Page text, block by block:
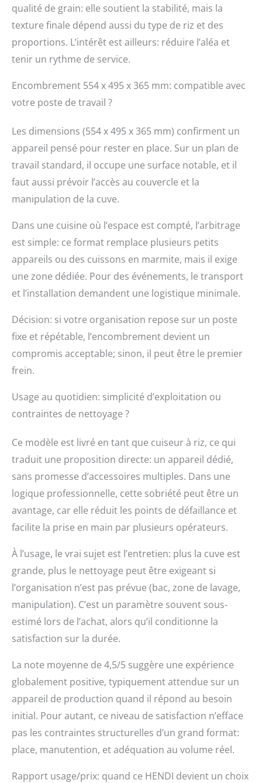
qualité de grain: elle soutient la stabilité, mais la
texture finale dépend aussi du type de riz et des
proportions. L’intérêt est ailleurs: réduire l’aléa et
tenir un rythme de service.
Encombrement 554 x 495 x 365 mm: compatible avec
votre poste de travail ?
Les dimensions (554 x 495 x 365 mm) confirment un
appareil pensé pour rester en place. Sur un plan de
travail standard, il occupe une surface notable, et il
faut aussi prévoir l’accès au couvercle et la
manipulation de la cuve.
Dans une cuisine où l’espace est compté, l’arbitrage
est simple: ce format remplace plusieurs petits
appareils ou des cuissons en marmite, mais il exige
une zone dédiée. Pour des événements, le transport
et l’installation demandent une logistique minimale.
Décision: si votre organisation repose sur un poste
fixe et répétable, l’encombrement devient un
compromis acceptable; sinon, il peut être le premier
frein.
Usage au quotidien: simplicité d’exploitation ou
contraintes de nettoyage ?
Ce modèle est livré en tant que cuiseur à riz, ce qui
traduit une proposition directe: un appareil dédié,
sans promesse d’accessoires multiples. Dans une
logique professionnelle, cette sobriété peut être un
avantage, car elle réduit les points de défaillance et
facilite la prise en main par plusieurs opérateurs.
À l’usage, le vrai sujet est l’entretien: plus la cuve est
grande, plus le nettoyage peut être exigeant si
l’organisation n’est pas prévue (bac, zone de lavage,
manipulation). C’est un paramètre souvent sous-
estimé lors de l’achat, alors qu’il conditionne la
satisfaction sur la durée.
La note moyenne de 4,5/5 suggère une expérience
globalement positive, typiquement attendue sur un
appareil de production quand il répond au besoin
initial. Pour autant, ce niveau de satisfaction n’efface
pas les contraintes structurelles d’un grand format:
place, manutention, et adéquation au volume réel.
Rapport usage/prix: quand ce HENDI devient un choix